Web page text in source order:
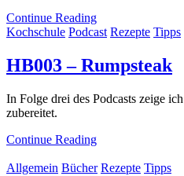
Continue Reading
Kochschule Podcast Rezepte Tipps
HB003 – Rumpsteak
In Folge drei des Podcasts zeige
zubereitet.
Continue Reading
Allgemein Bücher Rezepte Tipps